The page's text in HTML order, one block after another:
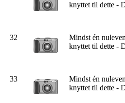
knyttet til dette -
32
Mindst én
knyttet til dette -
33
Mindst én
knyttet til dette -